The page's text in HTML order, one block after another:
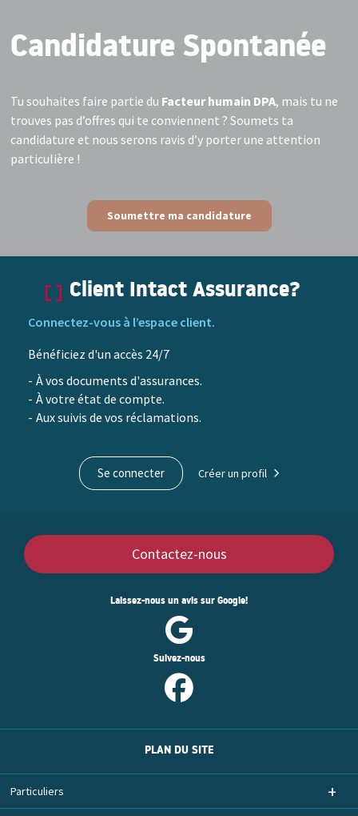
Candidature Spontanée
Tu souhaites faire partie du Facteur humain DPA, mais tu ne
trouves pas d’offres qui te conviennent ? Soumets ta
candidature et nous serons ravis d’y porter une attention
particulière !
Soumettre ma candidature
Contactez-nous
Client Intact Assurance?
Connectez-vous à l’espace client.
Bénéficiez d'un accès 24/7
À vos documents d'assurances.
À votre état de compte.
Aux suivis de vos réclamations.
Se connecter Créer un profil
Laissez-nous un avis sur Google!
Suivez-nous
PLAN DU SITE
Particuliers